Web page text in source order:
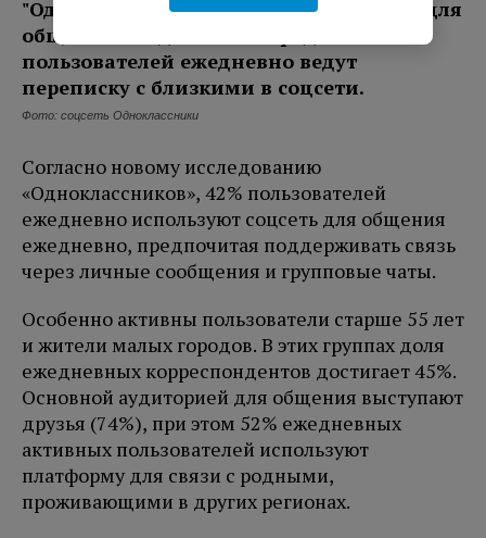
Фото: соцсеть Одноклассники
Согласно новому исследованию
«Одноклассников», 42% пользователей
ежедневно используют соцсеть для общения
ежедневно, предпочитая поддерживать связь
через личные сообщения и групповые чаты.
Особенно активны пользователи старше 55 лет
и жители малых городов. В этих группах доля
ежедневных корреспондентов достигает 45%.
Основной аудиторией для общения выступают
друзья (74%), при этом 52% ежедневных
активных пользователей используют
платформу для связи с родными,
проживающими в других регионах.